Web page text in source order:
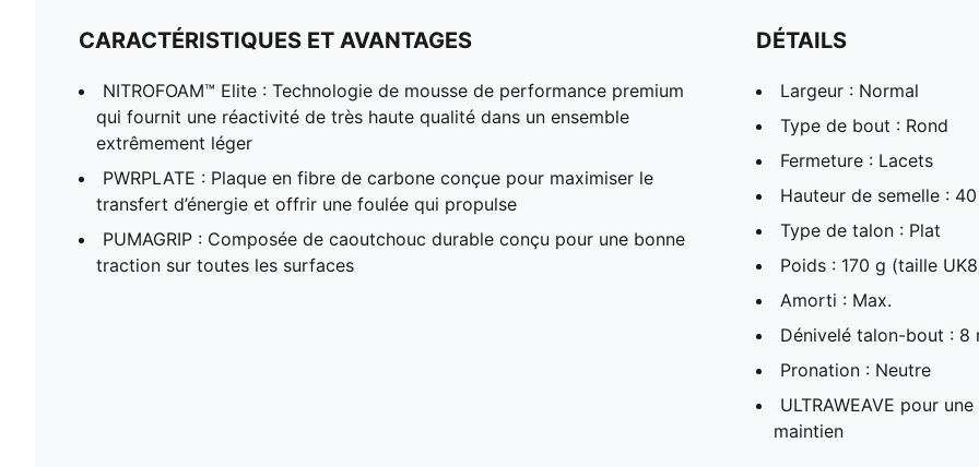
CARACTÉRISTIQUES ET AVANTAGES
NITROFOAM™ Elite : Technologie de mousse de performance premium
qui fournit une réactivité de très haute qualité dans un ensemble
extrêmement léger
PWRPLATE : Plaque en fibre de carbone conçue pour maximiser le
transfert d’énergie et offrir une foulée qui propulse
PUMAGRIP : Composée de caoutchouc durable conçu pour une bonne
traction sur toutes les surfaces
DÉTAILS
Largeur : Normal
Type de bout : Rond
Fermeture : Lacets
Hauteur de semelle :
Type de talon : Plat
Poids : 170 g (taille
Amorti : Max.
Dénivelé talon-bout : 8
Pronation : Neutre
ULTRAWEAVE pour
maintien